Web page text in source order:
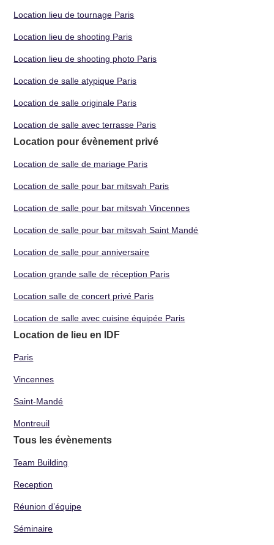
Location lieu de tournage Paris
Location lieu de shooting Paris
Location lieu de shooting photo Paris
Location de salle atypique Paris
Location de salle originale Paris
Location de salle avec terrasse Paris
Location pour évènement privé
Location de salle de mariage Paris
Location de salle pour bar mitsvah Paris
Location de salle pour bar mitsvah Vincennes
Location de salle pour bar mitsvah Saint Mandé
Location de salle pour anniversaire
Location grande salle de réception Paris
Location salle de concert privé Paris
Location de salle avec cuisine équipée Paris
Location de lieu en IDF
Paris
Vincennes
Saint-Mandé
Montreuil
Tous les évènements
Team Building
Reception
Réunion d’équipe
Séminaire